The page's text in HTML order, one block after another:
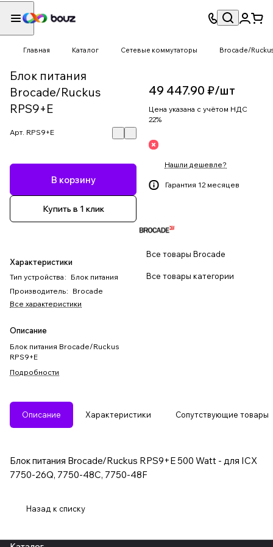
Главная Каталог Сетевые коммутаторы Brocade/Ruckus
Блок питания
Brocade/Ruckus
RPS9+E
Арт. RPS9+E
В корзину
Купить в 1 клик
Характеристики
Тип устройства : Блок питания
Производитель: Brocade
Все характеристики
Описание
Блок питания Brocade/Ruckus
RPS9+E
Подробности
49 447.90 ₽/шт
Цена указана с учётом НДС
22%
Нашли дешевле?
Гарантия 12 месяцев
Все товары Brocade
Все товары категории
Описание Характеристики Сопутствующие товары
Блок питания Brocade/Ruckus RPS9+E 500 Watt - для ICX
7750-26Q, 7750-48C, 7750-48F
Назад к списку